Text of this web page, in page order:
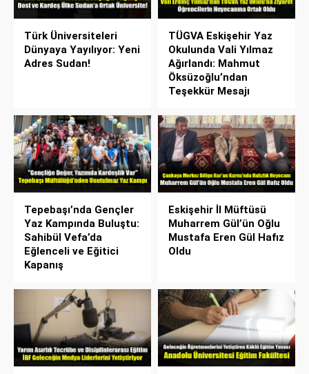
Türk Üniversiteleri
Dünyaya Yayılıyor: Yeni
Adres Sudan!
TÜGVA Eskişehir Yaz
Okulunda Vali Yılmaz
Ağırlandı: Mahmut
Öksüzoğlu’ndan
Teşekkür Mesajı
Tepebaşı’nda Gençler
Yaz Kampında Buluştu:
Sahibül Vefa’da
Eğlenceli ve Eğitici
Kapanış
Eskişehir İl Müftüsü
Muharrem Gül’ün Oğlu
Mustafa Eren Gül Hafız
Oldu